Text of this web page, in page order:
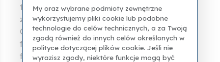
techniki malowania temperą panelową
zgodnie z "Księgą sztuki" Cennino
Cenniniego u schyłku XIV wieku
florenckiego malarza i miniaturzysty. Ten
film wyjaśnia, jak powstaje mały model
My oraz wybrane podmioty zewnętrzne
wykorzystujemy pliki cookie lub podobne
technologie do celów technicznych, a za Twoją
zgodą również do innych celów określonych w
polityce dotyczącej plików cookie. Jeśli nie
wyrazisz zgody, niektóre funkcje mogą być